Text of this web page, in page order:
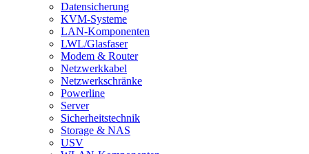
Datensicherung
KVM-Systeme
LAN-Komponenten
LWL/Glasfaser
Modem & Router
Netzwerkkabel
Netzwerkschränke
Powerline
Server
Sicherheitstechnik
Storage & NAS
USV